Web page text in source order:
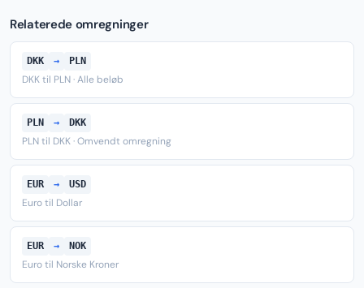
Relaterede omregninger
DKK → PLN
DKK til PLN · Alle beløb
PLN → DKK
PLN til DKK · Omvendt omregning
EUR → USD
Euro til Dollar
EUR → NOK
Euro til Norske Kroner